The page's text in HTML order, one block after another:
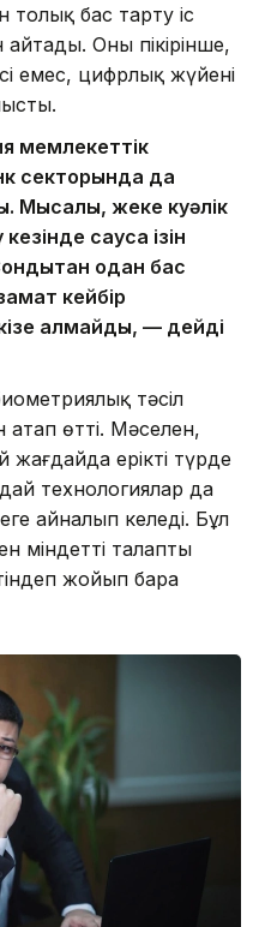
толық бас тарту іс
Оның пікірінше,
емес, цифрлық жүйенің
мемлекеттік
секторында да
Мысалы, жеке куәлік
саусақ ізін
одан бас
кейбір
алмайды, — дейді
тәсіл
атап өтті. Мәселен,
жағдайда ерікті түрде
технологиялар да
айналып келеді. Бұл
міндетті талаптың
жойып бара